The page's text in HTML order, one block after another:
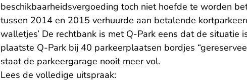
beschikbaarheidsvergoeding toch niet hoefde te worden
tussen 2014 en 2015 verhuurde aan betalende
walletjes’ De rechtbank is met Q-Park eens dat de situatie
plaatste Q-Park bij 40 parkeerplaatsen bordjes
staat de parkeergarage nooit meer vol.
Lees de volledige uitspraak: